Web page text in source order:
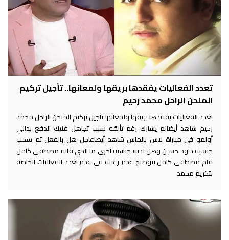
تعدد الفعاليات يفقدها بريقها ولمعانها.. تأجيل تركيم
الملحن الراحل محمد رحيم
تعدد الفعاليات يفقدها بريقها ولمعانها تأجيل تركيم الملحن الراحل محمد
رحيم شاهد أيضالم يشارك رغم تألقه سبب تجاهل فليك الدفع بداني
أولمو في مباراة لاس بالماس شاهد أيضاعاجل هل بالفعل تم سحب
جنسية داود حسين وهل لديه جنسية أخرى ما الذي قاله مصطفى كامل
قام مصطفى كامل بتوضيح عدم رغبته في عدم تعدد الفعاليات الخاصة
بتكريم محمد